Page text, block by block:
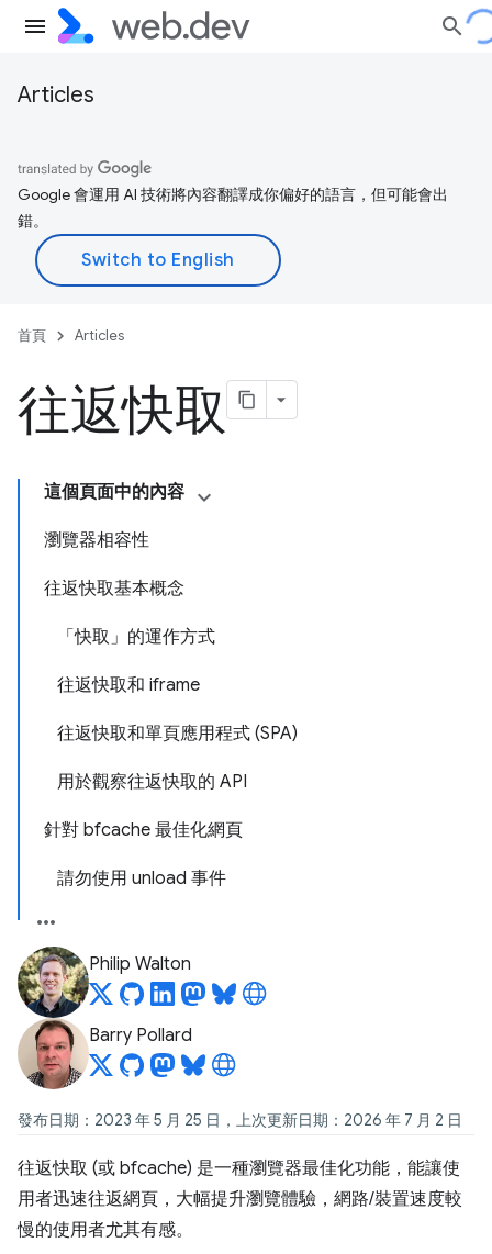
Articles
Google 會運用 AI 技術將內容翻譯成你偏好的語言，但可能會出
錯。
首頁 Articles
往返快取
這個頁面中的內容
瀏覽器相容性
往返快取基本概念
「快取」的運作方式
往返快取和 iframe
往返快取和單頁應用程式 (SPA)
用於觀察往返快取的 API
針對 bfcache 最佳化網頁
請勿使用 unload 事件
Philip Walton
Barry Pollard
發布日期：2023 年 5 月 25 日，上次更新日期：2026 年 7 月 2 日
往返快取 (或 bfcache) 是一種瀏覽器最佳化功能，能讓使
用者迅速往返網頁，大幅提升瀏覽體驗，網路/裝置速度較
慢的使用者尤其有感。